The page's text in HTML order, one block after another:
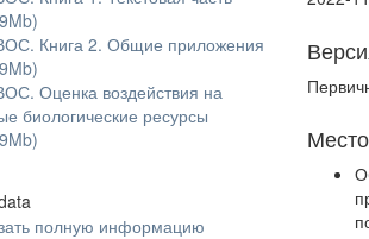
Книга 2. Общие приложения
Оценка воздействия на
биологические ресурсы
полную информацию